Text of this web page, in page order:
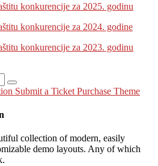
konkurencije za 2025. godinu
konkurencije za 2024. godine
konkurencije za 2023. godinu
Submit a Ticket Purchase Theme
collection of modern, easily
demo layouts. Any of which